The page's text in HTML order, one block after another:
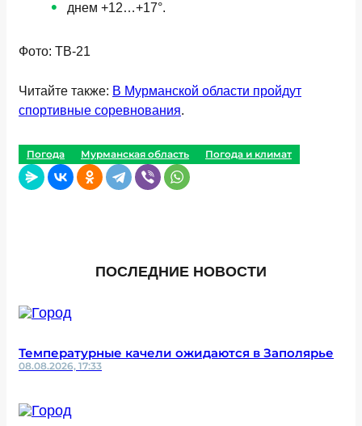
днем +12…+17°.
Фото: ТВ-21
Читайте также: В Мурманской области пройдут
спортивные соревнования.
Погода Мурманская область Погода и климат
ПОСЛЕДНИЕ НОВОСТИ
Температурные качели ожидаются в Заполярье
08.08.2026, 17:33